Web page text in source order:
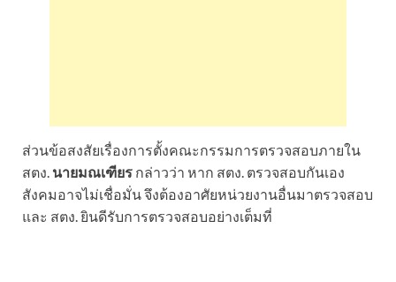
ส่วนข้อสงสัยเรื่องการตั้งคณะกรรมการตรวจสอบภายใน
สตง. นายมณเฑียร กล่าวว่า หาก สตง. ตรวจสอบกันเอง
สังคมอาจไม่เชื่อมั่น จึงต้องอาศัยหน่วยงานอื่นมาตรวจสอบ
และ สตง. ยินดีรับการตรวจสอบอย่างเต็มที่